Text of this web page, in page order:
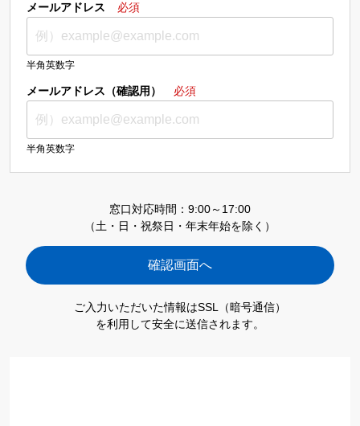
メールアドレス 必須
半角英数字
メールアドレス（確認用） 必須
半角英数字
窓口対応時間：9:00～17:00
（土・日・祝祭日・年末年始を除く）
ご入力いただいた情報はSSL（暗号通信）
を利用して安全に送信されます。